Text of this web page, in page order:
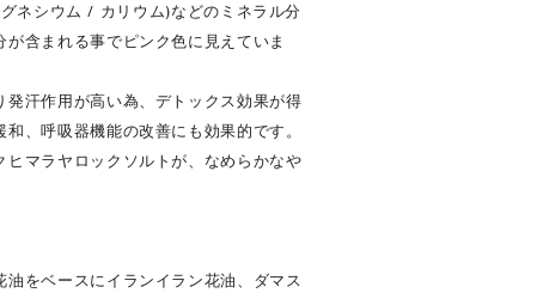
ネシウム / カリウム)などのミネラル分
が含まれる事でピンク色に見えていま
発汗作用が高い為、デトックス効果が得
、呼吸器機能の改善にも効果的です。
ヒマラヤロックソルトが、なめらかなや
油をベースにイランイラン花油、ダマス